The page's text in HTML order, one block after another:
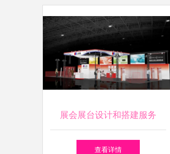
展会展台设计和搭建服务
查看详情